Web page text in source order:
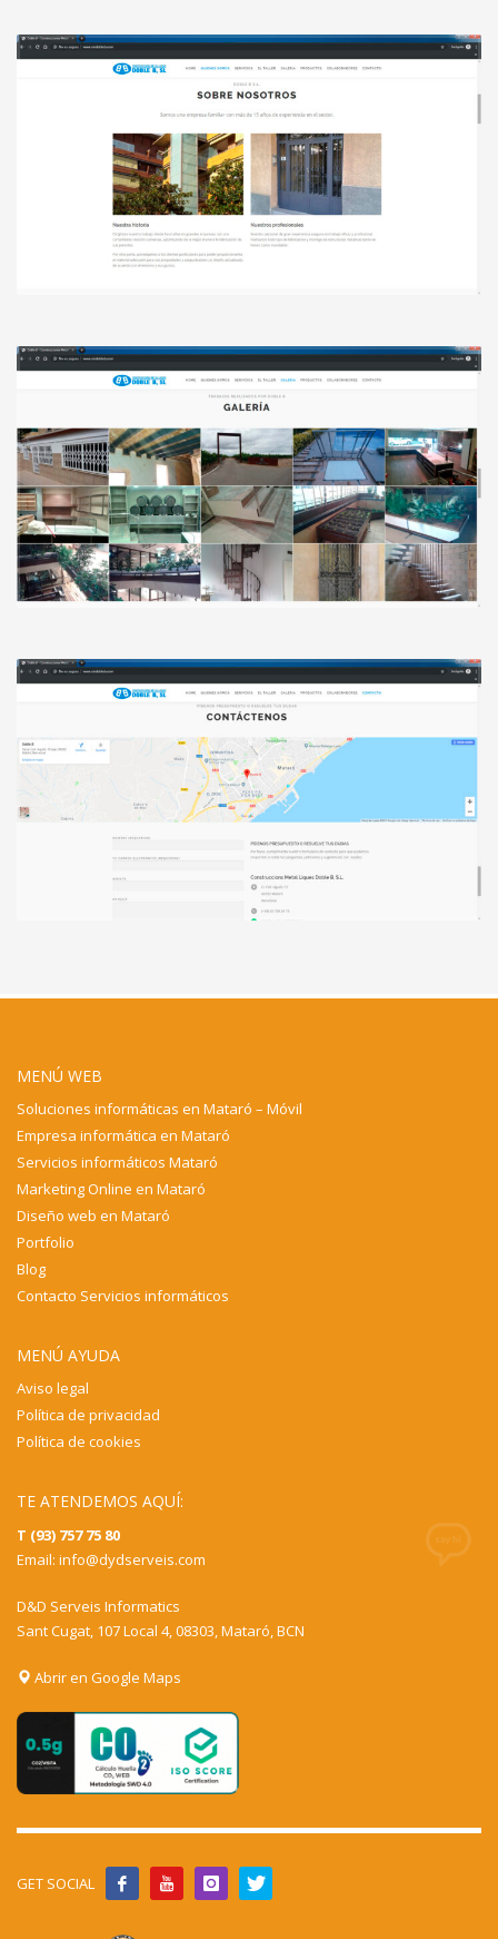
MENÚ WEB
Soluciones informáticas en Mataró – Móvil
Empresa informática en Mataró
Servicios informáticos Mataró
Marketing Online en Mataró
Diseño web en Mataró
Portfolio
Blog
Contacto Servicios informáticos
MENÚ AYUDA
Aviso legal
Política de privacidad
Política de cookies
TE ATENDEMOS AQUÍ:
T (93) 757 75 80
Email: info@dydserveis.com
D&D Serveis Informatics
Sant Cugat, 107 Local 4, 08303, Mataró, BCN
Abrir en Google Maps
GET SOCIAL